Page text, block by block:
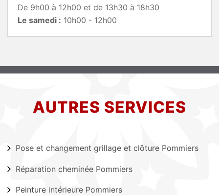
De 9h00 à 12h00 et de 13h30 à 18h30
Le samedi : 10h00 - 12h00
AUTRES SERVICES
Pose et changement grillage et clôture Pommiers
Réparation cheminée Pommiers
Peinture intérieure Pommiers